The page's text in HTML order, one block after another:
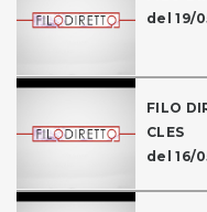
del 19/
FILO
CLES
del 16/